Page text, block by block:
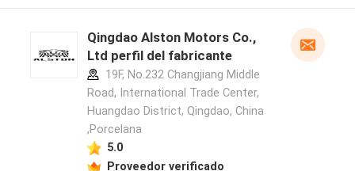
Qingdao Alston Motors Co.,
Ltd perfil del fabricante
19F, No.232 Changjiang Middle
Road, International Trade Center,
Huangdao District, Qingdao, China
,Porcelana
5.0
Proveedor verificado